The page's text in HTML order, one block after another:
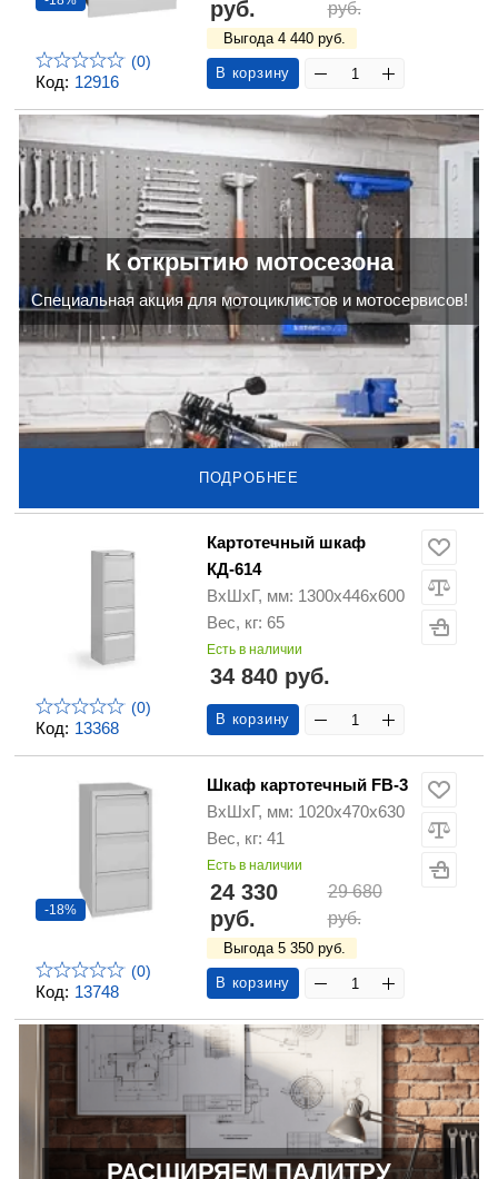
Код: 12916
(0)
руб.
руб.
Выгода 4 440 руб.
В корзину
К открытию мотосезона
Cпециальная акция для мотоциклистов и мотосервисов!
ПОДРОБНЕЕ
Код: 13368
(0)
Картотечный шкаф
КД-614
ВхШхГ, мм: 1300х446х600
Вес, кг: 65
Есть в наличии
34 840 руб.
В корзину
Код: 13748
-18%
(0)
Шкаф картотечный FB-3
ВхШхГ, мм: 1020х470х630
Вес, кг: 41
Есть в наличии
24 330
руб.
29 680
руб.
Выгода 5 350 руб.
В корзину
РАСШИРЯЕМ ПАЛИТРУ